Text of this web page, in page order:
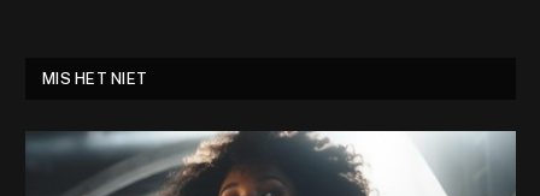
MIS HET NIET